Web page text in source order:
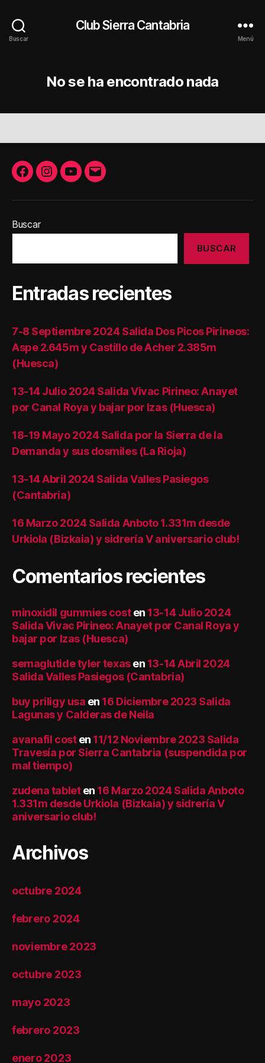
Buscar
Club Sierra Cantabria
Menú
No se ha encontrado nada
FacebookInstagram
YoutubeCorreo
Buscar
BUSCAR
Entradas recientes
7-8 Septiembre 2024 Salida Dos Picos Pirineos:
Aspe 2.645m y Castillo de Acher 2.385m
(Huesca)
13-14 Julio 2024 Salida Vivac Pirineo: Anayet
por Canal Roya y bajar por Izas (Huesca)
18-19 Mayo 2024 Salida por la Sierra de la
Demanda y sus dosmiles (La Rioja)
13-14 Abril 2024 Salida Valles Pasiegos
(Cantabria)
16 Marzo 2024 Salida Anboto 1.331m desde
Urkiola (Bizkaia) y sidrería V aniversario club!
Comentarios recientes
minoxidil gummies costen 13-14 Julio 2024
Salida Vivac Pirineo: Anayet por Canal Roya y
bajar por Izas (Huesca)
semaglutide tyler texasen 13-14 Abril 2024
Salida Valles Pasiegos (Cantabria)
buy priligy usa en 16 Diciembre 2023 Salida
Lagunas y Calderas de Neila
avanafil costen 11/12 Noviembre 2023 Salida
Travesía por Sierra Cantabria (suspendida por
mal tiempo)
zudena tableten 16 Marzo 2024 Salida Anboto
1.331m desde Urkiola (Bizkaia) y sidrería V
aniversario club!
Archivos
octubre 2024
febrero 2024
noviembre 2023
octubre 2023
mayo 2023
febrero 2023
enero 2023